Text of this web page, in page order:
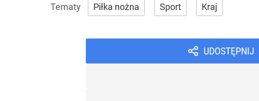
Piłka nożna Sport Kraj
UDOSTĘPNIJ